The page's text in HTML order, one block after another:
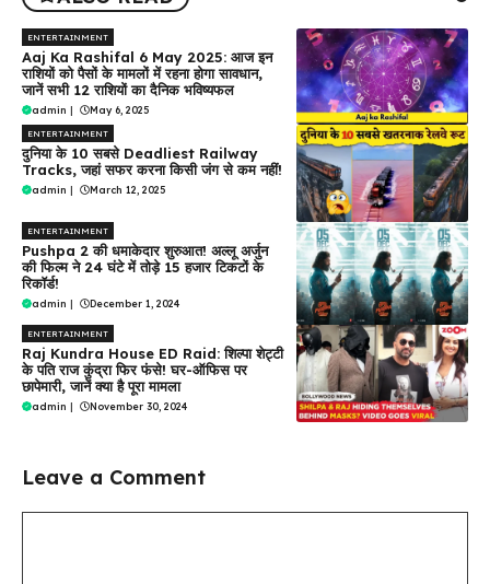
ENTERTAINMENT
Aaj Ka Rashifal 6 May 2025: आज इन
राशियों को पैसों के मामलों में रहना होगा सावधान,
जानें सभी 12 राशियों का दैनिक भविष्यफल
admin | May 6, 2025
ENTERTAINMENT
दुनिया के 10 सबसे Deadliest Railway
Tracks, जहां सफर करना किसी जंग से कम नहीं!
admin | March 12, 2025
ENTERTAINMENT
Pushpa 2 की धमाकेदार शुरुआत! अल्लू अर्जुन
की फिल्म ने 24 घंटे में तोड़े 15 हजार टिकटों के
रिकॉर्ड!
admin | December 1, 2024
ENTERTAINMENT
Raj Kundra House ED Raid: शिल्पा शेट्टी
के पति राज कुंद्रा फिर फंसे! घर-ऑफिस पर
छापेमारी, जानें क्या है पूरा मामला
admin | November 30, 2024
Leave a Comment